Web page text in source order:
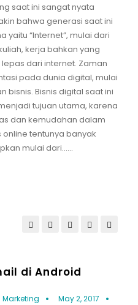
saat ini sangat nyata
bahwa generasi saat ini
yaitu “Internet”, mulai dari
kerja bahkan yang
dari internet. Zaman
pada dunia digital, mulai
bisnis. Bisnis digital saat ini
tujuan utama, karena
dan kemudahan dalam
tentunya banyak
mulai dari......
di Android
Marketing May 2, 2017